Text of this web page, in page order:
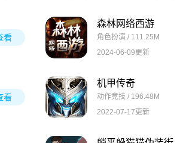
看
森林网络西游
角色扮演 / 111.25M
2024-06-09更新
看
机甲传奇
动作竞技 / 196.48M
2022-07-17更新